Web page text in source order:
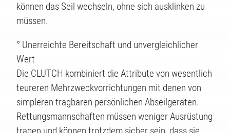
können das Seil wechseln, ohne sich ausklinken zu
müssen.
° Unerreichte Bereitschaft und unvergleichlicher
Wert
Die CLUTCH kombiniert die Attribute von wesentlich
teureren Mehrzweckvorrichtungen mit denen von
simpleren tragbaren persönlichen Abseilgeräten.
Rettungsmannschaften müssen weniger Ausrüstung